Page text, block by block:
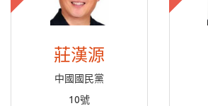
莊漢源
中國國民黨
10號